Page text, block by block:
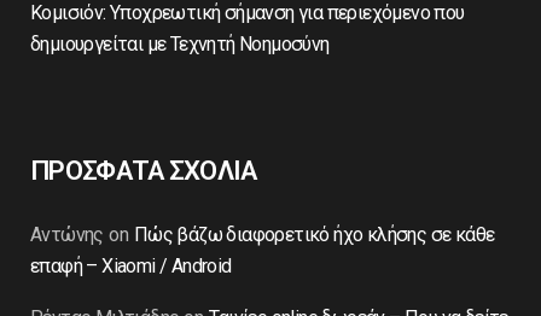
Κομισιόν: Υποχρεωτική σήμανση για περιεχόμενο που
δημιουργείται με Τεχνητή Νοημοσύνη
ΠΡΟΣΦΑΤΑ ΣΧΟΛΙΑ
Αντώνης on Πώς βάζω διαφορετικό ήχο κλήσης σε κάθε
επαφή – Xiaomi / Android